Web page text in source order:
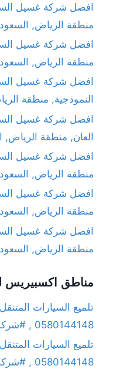
افضل شركة غسيل
منطقة الرياض,
افضل شركة غسيل
منطقة الرياض,
افضل شركة غسيل
النموذجية, منطقة
افضل شركة غسيل
العان, منطقة الرياض,
افضل شركة غسيل
منطقة الرياض,
افضل شركة غسيل
منطقة الرياض,
افضل شركة غسيل
منطقة الرياض,
مناطق اكسبيريس
تلميع السيارات
0580144148 , #شركة اكسبيريس واش كار
تلميع السيارات
0580144148 , #شركة اكسبيريس واش كار